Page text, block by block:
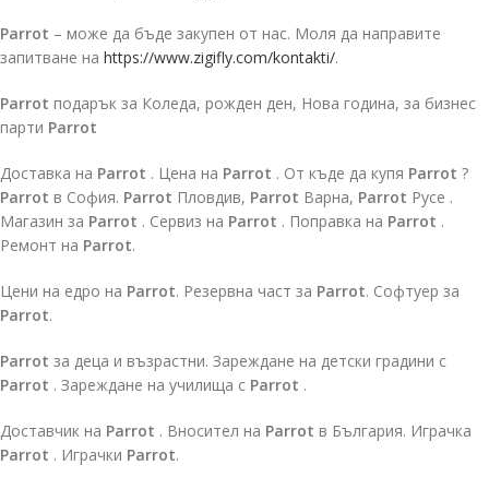
Parrot – може да бъде закупен от нас. Моля да направите
запитване на https://www.zigifly.com/kontakti/.
Parrot подарък за Коледа, рожден ден, Нова година, за бизнес
парти Parrot
Доставка на Parrot . Цена на Parrot . От къде да купя Parrot ?
Parrot в София. Parrot Пловдив, Parrot Варна, Parrot Русе .
Магазин за Parrot . Сервиз на Parrot . Поправка на Parrot .
Ремонт на Parrot.
Цени на едро на Parrot. Резервна част за Parrot. Софтуер за
Parrot.
Parrot за деца и възрастни. Зареждане на детски градини с
Parrot . Зареждане на училища с Parrot .
Доставчик на Parrot . Вносител на Parrot в България. Играчка
Parrot . Играчки Parrot.